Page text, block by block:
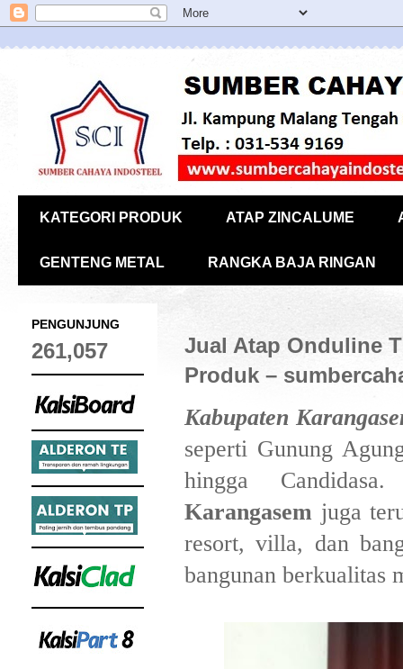
KATEGORI PRODUK ATAP ZINCALUME
GENTENG METAL RANGKA BAJA RINGAN
Jual Atap Onduline
Produk –
Kabupaten
seperti Gunung
hingga
Karangasem juga
resort, villa, dan
bangunan berkualitas
PENGUNJUNG
261,057